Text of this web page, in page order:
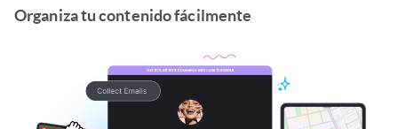
Organiza tu contenido fácilmente